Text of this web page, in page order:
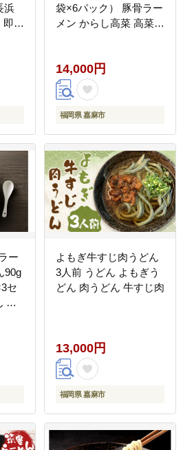
浜
即席
常
メ
袋×6パック） 豚骨ラー
メン からし高菜 高菜
14,000円
福岡県 嘉麻市
ー
90g
セ
麺
よもぎ牛すじ肉うどん
3人前 うどん よもぎう
どん 肉うどん 牛すじ肉
13,000円
福岡県 嘉麻市